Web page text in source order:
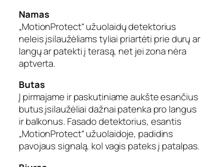
C
u
r
t
a
i
n
(
b
a
l
a
s
)
Namas
„MotionProtect“ užuolaidų detektorius
neleis įsilaužėliams tyliai priartėti prie durų ar
langų ar patekti į terasą, net jei zona nėra
aptverta.
Butas
Į pirmajame ir paskutiniame aukšte esančius
butus įsilaužėliai dažnai patenka pro langus
ir balkonus. Fasado detektorius, esantis
„MotionProtect“ užuolaidoje, padidins
pavojaus signalą, kol vagis pateks į patalpas.